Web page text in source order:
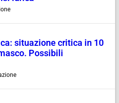
situazione critica in 10
Possibili